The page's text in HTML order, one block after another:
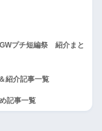
プチ短編祭 紹介まと
紹介記事一覧
記事一覧